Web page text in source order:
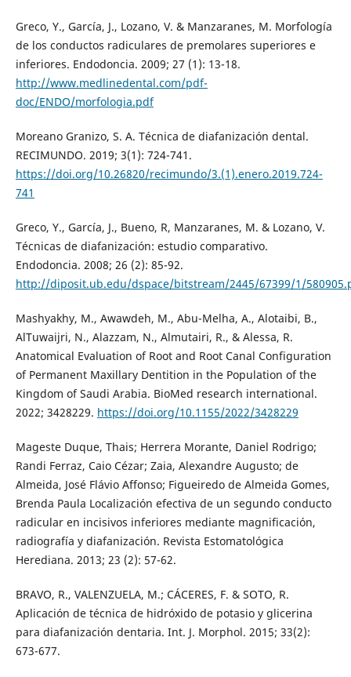
Greco, Y., García, J., Lozano, V. & Manzaranes, M. Morfología
de los conductos radiculares de premolares superiores e
inferiores. Endodoncia. 2009; 27 (1): 13-18.
http://www.medlinedental.com/pdf-
doc/ENDO/morfologia.pdf
Moreano Granizo, S. A. Técnica de diafanización dental.
RECIMUNDO. 2019; 3(1): 724-741.
https://doi.org/10.26820/recimundo/3.(1).enero.2019.724-
741
Greco, Y., García, J., Bueno, R, Manzaranes, M. & Lozano, V.
Técnicas de diafanización: estudio comparativo.
Endodoncia. 2008; 26 (2): 85-92.
http://diposit.ub.edu/dspace/bitstream/2445/67399/1/
Mashyakhy, M., Awawdeh, M., Abu-Melha, A., Alotaibi, B.,
AlTuwaijri, N., Alazzam, N., Almutairi, R., & Alessa, R.
Anatomical Evaluation of Root and Root Canal Configuration
of Permanent Maxillary Dentition in the Population of the
Kingdom of Saudi Arabia. BioMed research international.
2022; 3428229. https://doi.org/10.1155/2022/3428229
Mageste Duque, Thais; Herrera Morante, Daniel Rodrigo;
Randi Ferraz, Caio Cézar; Zaia, Alexandre Augusto; de
Almeida, José Flávio Affonso; Figueiredo de Almeida Gomes,
Brenda Paula Localización efectiva de un segundo conducto
radicular en incisivos inferiores mediante magnificación,
radiografía y diafanización. Revista Estomatológica
Herediana. 2013; 23 (2): 57-62.
BRAVO, R., VALENZUELA, M.; CÁCERES, F. & SOTO, R.
Aplicación de técnica de hidróxido de potasio y glicerina
para diafanización dentaria. Int. J. Morphol. 2015; 33(2):
673-677.